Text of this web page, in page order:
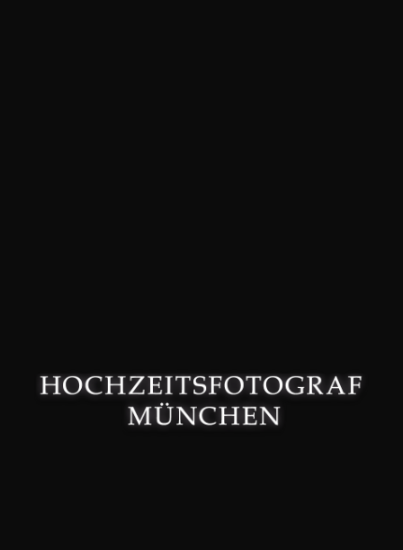
Datenschutzerklärung–Impressum
Made with 🤍 in München.